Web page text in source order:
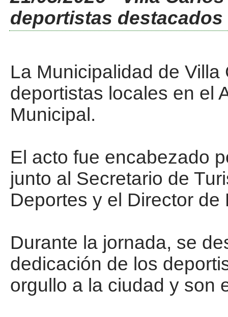
deportistas destacados
La Municipalidad de
deportistas locales en el
Municipal.
El acto fue encabezado
junto al Secretario de
Deportes y el Director
Durante la jornada, se
dedicación de los
orgullo a la ciudad y son